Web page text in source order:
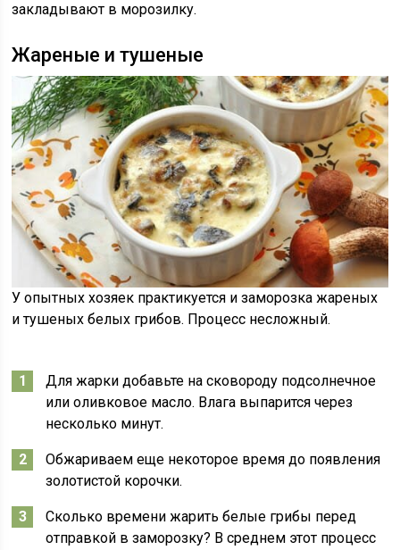
закладывают в морозилку.
Жареные и тушеные
У опытных хозяек практикуется и заморозка жареных
и тушеных белых грибов. Процесс несложный.
Для жарки добавьте на сковороду подсолнечное
или оливковое масло. Влага выпарится через
несколько минут.
Обжариваем еще некоторое время до появления
золотистой корочки.
Сколько времени жарить белые грибы перед
отправкой в заморозку? В среднем этот процесс